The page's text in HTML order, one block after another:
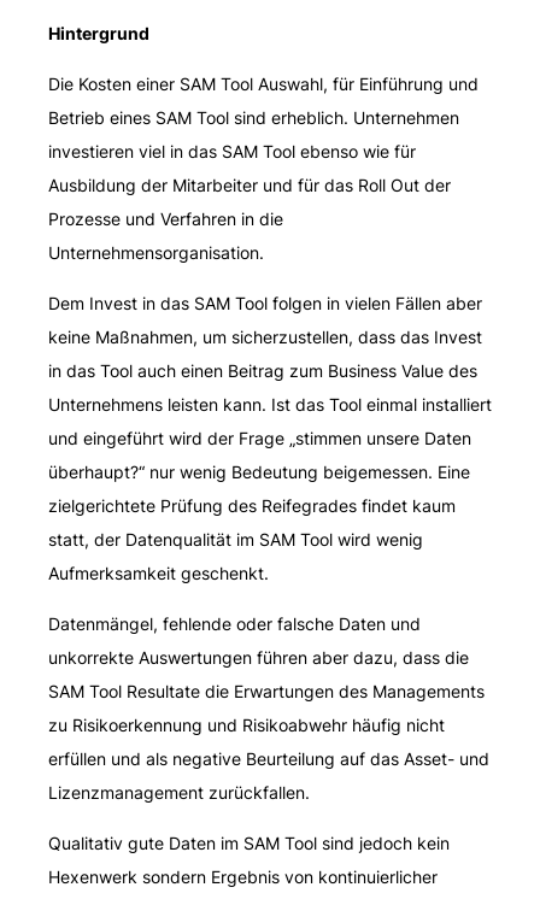
Hintergrund
Die Kosten einer SAM Tool Auswahl, für Einführung und
Betrieb eines SAM Tool sind erheblich. Unternehmen
investieren viel in das SAM Tool ebenso wie für
Ausbildung der Mitarbeiter und für das Roll Out der
Prozesse und Verfahren in die
Unternehmensorganisation.
Dem Invest in das SAM Tool folgen in vielen Fällen aber
keine Maßnahmen, um sicherzustellen, dass das Invest
in das Tool auch einen Beitrag zum Business Value des
Unternehmens leisten kann. Ist das Tool einmal installiert
und eingeführt wird der Frage „stimmen unsere Daten
überhaupt?“ nur wenig Bedeutung beigemessen. Eine
zielgerichtete Prüfung des Reifegrades findet kaum
statt, der Datenqualität im SAM Tool wird wenig
Aufmerksamkeit geschenkt.
Datenmängel, fehlende oder falsche Daten und
unkorrekte Auswertungen führen aber dazu, dass die
SAM Tool Resultate die Erwartungen des Managements
zu Risikoerkennung und Risikoabwehr häufig nicht
erfüllen und als negative Beurteilung auf das Asset- und
Lizenzmanagement zurückfallen.
Qualitativ gute Daten im SAM Tool sind jedoch kein
Hexenwerk sondern Ergebnis von kontinuierlicher